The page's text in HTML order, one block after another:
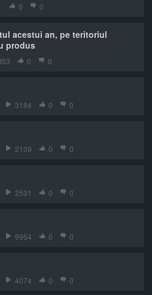
0 0
acestui an, pe teritoriul
produs
0 0
3184 0 0
2109 0 0
2531 0 0
9954 0 0
4074 0 0